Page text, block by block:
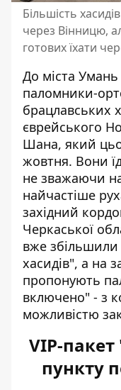
Більшість
через Вінницю,
готових їхати
До міста
паломники-
брацлавських
єврейського
Шана, який
жовтня. Вони
не зважаючи на
найчастіше
західний
Черкаської
вже збільшили
хасидів", а на
пропонують
включено" - з
можливістю
VIP-
пункту